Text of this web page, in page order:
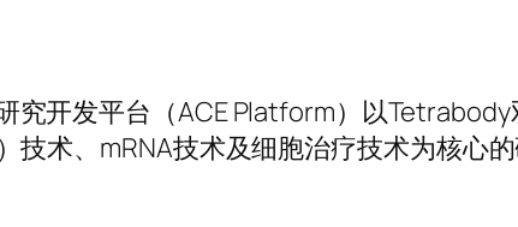
究开发平台（ACE Platform）以
技术、mRNA技术及细胞治疗技术为核心的